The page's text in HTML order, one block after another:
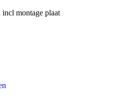
montage plaat